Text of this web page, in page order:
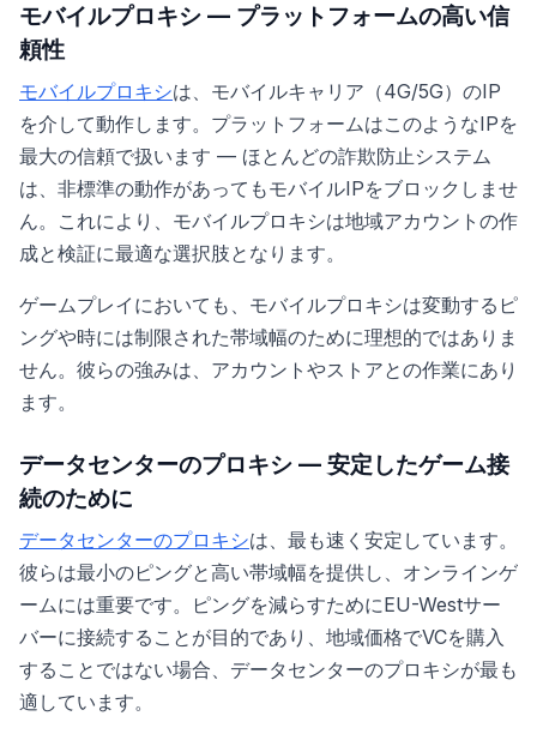
モバイルプロキシ — プラットフォームの高い信
頼性
モバイルプロキシは、モバイルキャリア（4G/5G）のIP
を介して動作します。プラットフォームはこのようなIPを
最大の信頼で扱います — ほとんどの詐欺防止システム
は、非標準の動作があってもモバイルIPをブロックしませ
ん。これにより、モバイルプロキシは地域アカウントの作
成と検証に最適な選択肢となります。
ゲームプレイにおいても、モバイルプロキシは変動するピ
ングや時には制限された帯域幅のために理想的ではありま
せん。彼らの強みは、アカウントやストアとの作業にあり
ます。
データセンターのプロキシ — 安定したゲーム接
続のために
データセンターのプロキシは、最も速く安定しています。
彼らは最小のピングと高い帯域幅を提供し、オンラインゲ
ームには重要です。ピングを減らすためにEU-Westサー
バーに接続することが目的であり、地域価格でVCを購入
することではない場合、データセンターのプロキシが最も
適しています。